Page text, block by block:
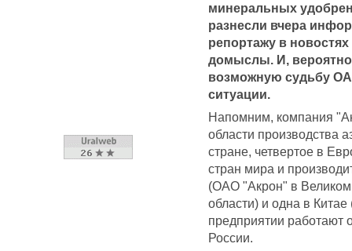
минеральных
разнесли вчера
репортажу в
домыслы. И,
возможную судьбу
ситуации.
Напомним, компания
области производства
стране, четвертое в
стран мира и
(ОАО "Акрон" в
области) и одна в
предприятии работают
России.